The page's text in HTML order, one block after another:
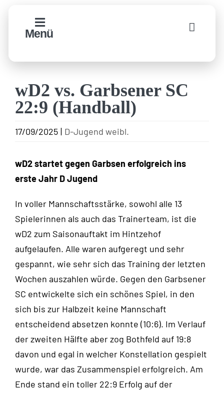
springenMenü
wD2 vs. Garbsener SC
22:9 (Handball)
17/09/2025 | D-Jugend weibl.
wD2 startet gegen Garbsen erfolgreich ins
erste Jahr D Jugend
In voller Mannschaftsstärke, sowohl alle 13
Spielerinnen als auch das Trainerteam, ist die
wD2 zum Saisonauftakt im Hintzehof
aufgelaufen. Alle waren aufgeregt und sehr
gespannt, wie sehr sich das Training der letzten
Wochen auszahlen würde. Gegen den Garbsener
SC entwickelte sich ein schönes Spiel, in den
sich bis zur Halbzeit keine Mannschaft
entscheidend absetzen konnte (10:6). Im Verlauf
der zweiten Hälfte aber zog Bothfeld auf 19:8
davon und egal in welcher Konstellation gespielt
wurde, war das Zusammenspiel erfolgreich. Am
Ende stand ein toller 22:9 Erfolg auf der